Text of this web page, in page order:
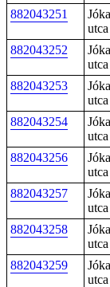
882043251
utca
882043252
utca
882043253
utca
882043254
utca
882043256
utca
882043257
utca
882043258
utca
882043259
utca